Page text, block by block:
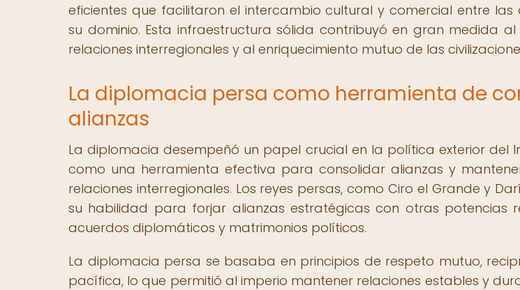
eficientes que facilitaron el intercambio cultural y comercial entre las
su dominio. Esta infraestructura sólida contribuyó en gran medida
relaciones interregionales y al enriquecimiento mutuo de las
La diplomacia persa como herramienta de
alianzas
La diplomacia desempeñó un papel crucial en la política exterior del
como una herramienta efectiva para consolidar alianzas y
relaciones interregionales. Los reyes persas, como Ciro el Grande y
su habilidad para forjar alianzas estratégicas con otras potencias
acuerdos diplomáticos y matrimonios políticos.
La diplomacia persa se basaba en principios de respeto mutuo,
pacífica, lo que permitió al imperio mantener relaciones estables y